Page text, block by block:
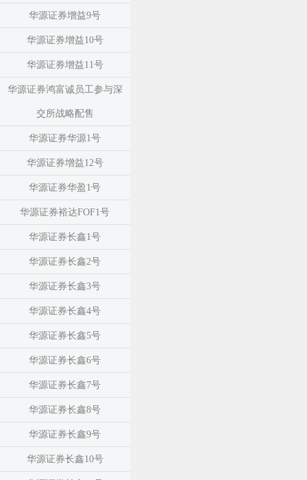
华源证券增益9号
华源证券增益10号
华源证券增益11号
华源证券鸿富诚员工参与深
交所战略配售
华源证券华源1号
华源证券增益12号
华源证券华盈1号
华源证券裕达FOF1号
华源证券长鑫1号
华源证券长鑫2号
华源证券长鑫3号
华源证券长鑫4号
华源证券长鑫5号
华源证券长鑫6号
华源证券长鑫7号
华源证券长鑫8号
华源证券长鑫9号
华源证券长鑫10号